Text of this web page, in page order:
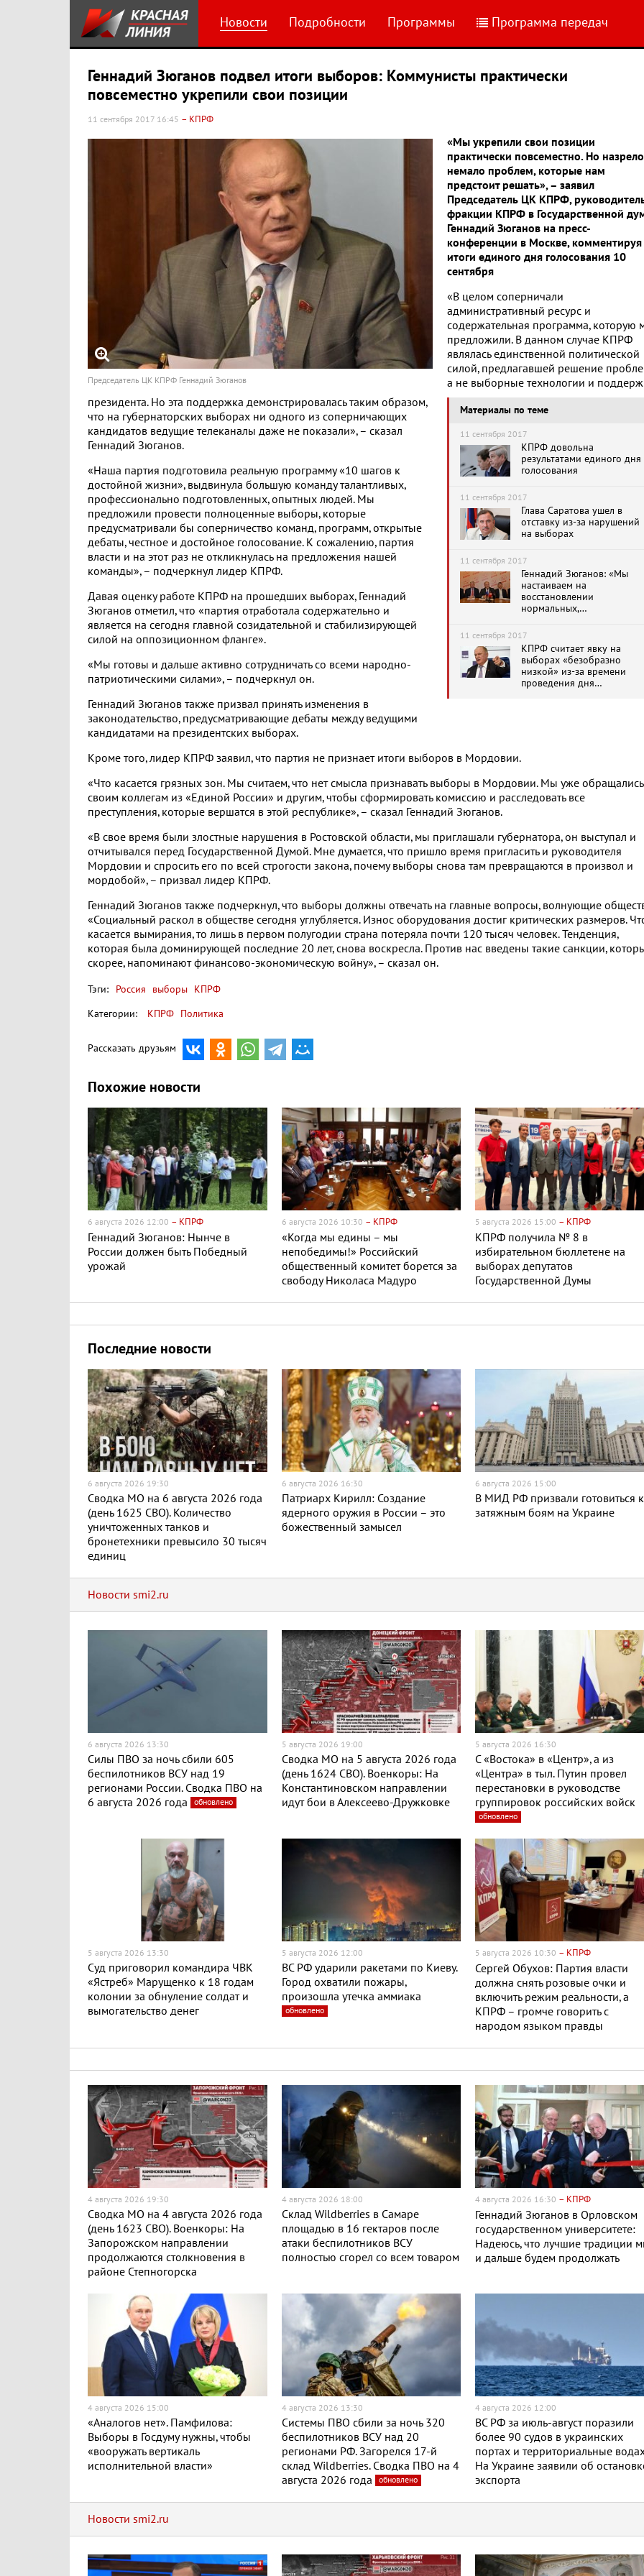
Новости Подробности Программы Программа передач
Геннадий Зюганов подвел итоги выборов: Коммунисты практически
повсеместно укрепили свои позиции
11 сентября 2017 16:45 – КПРФ
Председатель ЦК КПРФ Геннадий Зюганов
«Мы укрепили свои позиции
практически повсеместно. Но назрело
немало проблем, которые нам
предстоит решать», – заявил
Председатель ЦК КПРФ,
фракции КПРФ в Государственной
Геннадий Зюганов на пресс-
конференции в Москве, комментируя
итоги единого дня голосования 10
сентября
Материалы по теме
11 сентября 2017
КПРФ довольна
результатами единого дня
голосования
11 сентября 2017
Глава Саратова ушел в
отставку из-за нарушений
на выборах
11 сентября 2017
Геннадий Зюганов: «Мы
настаиваем на
восстановлении
нормальных,
выборов»
11 сентября 2017
КПРФ считает явку на
выборах «безобразно
низкой» из-за времени
проведения дня
«В целом соперничали
административный ресурс и
содержательная программа, которую
предложили. В данном случае КПРФ
являлась единственной политической
силой, предлагавшей решение
а не выборные технологии и
президента. Но эта поддержка демонстрировалась таким образом,
что на губернаторских выборах ни одного из соперничающих
кандидатов ведущие телеканалы даже не показали», – сказал
Геннадий Зюганов.
«Наша партия подготовила реальную программу «10 шагов к
достойной жизни», выдвинула большую команду талантливых,
профессионально подготовленных, опытных людей. Мы
предложили провести полноценные выборы, которые
предусматривали бы соперничество команд, программ, открытые
дебаты, честное и достойное голосование. К сожалению, партия
власти и на этот раз не откликнулась на предложения нашей
команды», – подчеркнул лидер КПРФ.
Давая оценку работе КПРФ на прошедших выборах, Геннадий
Зюганов отметил, что «партия отработала содержательно и
является на сегодня главной созидательной и стабилизирующей
силой на оппозиционном фланге».
«Мы готовы и дальше активно сотрудничать со всеми народно-
патриотическими силами», – подчеркнул он.
Геннадий Зюганов также призвал принять изменения в
законодательство, предусматривающие дебаты между ведущими
кандидатами на президентских выборах.
Кроме того, лидер КПРФ заявил, что партия не признает итоги выборов в Мордовии.
«Что касается грязных зон. Мы считаем, что нет смысла признавать выборы в Мордовии. Мы уже
своим коллегам из «Единой России» и другим, чтобы сформировать комиссию и расследовать все
преступления, которые вершатся в этой республике», – сказал Геннадий Зюганов.
«В свое время были злостные нарушения в Ростовской области, мы приглашали губернатора, он выступал и
отчитывался перед Государственной Думой. Мне думается, что пришло время пригласить и руководителя
Мордовии и спросить его по всей строгости закона, почему выборы снова там превращаются в произвол и
мордобой», – призвал лидер КПРФ.
Геннадий Зюганов также подчеркнул, что выборы должны отвечать на главные вопросы, волнующие
«Социальный раскол в обществе сегодня углубляется. Износ оборудования достиг критических размеров.
касается вымирания, то лишь в первом полугодии страна потеряла почти 120 тысяч человек. Тенденция,
которая была доминирующей последние 20 лет, снова воскресла. Против нас введены такие санкции,
скорее, напоминают финансово-экономическую войну», – сказал он.
Тэги: Россия выборы КПРФ
Категории:
КПРФ Политика
Рассказать друзьям
Похожие новости
6 августа 2026 12:00 – КПРФ
Геннадий Зюганов: Нынче в
России должен быть Победный
урожай
6 августа 2026 10:30 – КПРФ
«Когда мы едины – мы
непобедимы!» Российский
общественный комитет борется за
свободу Николаса Мадуро
5 августа 2026 15:00 – КПРФ
КПРФ получила № 8 в
избирательном бюллетене на
выборах депутатов
Государственной Думы
Последние новости
6 августа 2026 19:30
Сводка МО на 6 августа 2026 года
(день 1625 СВО). Количество
уничтоженных танков и
бронетехники превысило 30 тысяч
единиц
6 августа 2026 16:30
Патриарх Кирилл: Создание
ядерного оружия в России – это
божественный замысел
6 августа 2026 15:00
В МИД РФ призвали готовиться к
затяжным боям на Украине
Новости smi2.ru
6 августа 2026 13:30
Силы ПВО за ночь сбили 605
беспилотников ВСУ над 19
регионами России. Сводка ПВО на
6 августа 2026 года
обновлено
5 августа 2026 19:00
Сводка МО на 5 августа 2026 года
(день 1624 СВО). Военкоры: На
Константиновском направлении
идут бои в Алексеево-Дружковке
5 августа 2026 16:30
С «Востока» в «Центр», а из
«Центра» в тыл. Путин провел
перестановки в руководстве
группировок российских войск
обновлено
5 августа 2026 13:30
Суд приговорил командира ЧВК
«Ястреб» Марущенко к 18 годам
колонии за обнуление солдат и
вымогательство денег
5 августа 2026 12:00
ВС РФ ударили ракетами по Киеву.
Город охватили пожары,
произошла утечка аммиака
обновлено
5 августа 2026 10:30 – КПРФ
Сергей Обухов: Партия власти
должна снять розовые очки и
включить режим реальности, а
КПРФ – громче говорить с
народом языком правды
4 августа 2026 19:30
Сводка МО на 4 августа 2026 года
(день 1623 СВО). Военкоры: На
Запорожском направлении
продолжаются столкновения в
районе Степногорска
4 августа 2026 18:00
Склад Wildberries в Самаре
площадью в 16 гектаров после
атаки беспилотников ВСУ
полностью сгорел со всем товаром
4 августа 2026 16:30 – КПРФ
Геннадий Зюганов в Орловском
государственном университете:
Надеюсь, что лучшие традиции
и дальше будем продолжать
4 августа 2026 15:00
«Аналогов нет». Памфилова:
Выборы в Госдуму нужны, чтобы
«вооружать вертикаль
исполнительной власти»
4 августа 2026 13:30
Системы ПВО сбили за ночь 320
беспилотников ВСУ над 20
регионами РФ. Загорелся 17-й
склад Wildberries. Сводка ПВО на 4
августа 2026 года
обновлено
4 августа 2026 12:00
ВС РФ за июль-август поразили
более 90 судов в украинских
портах и территориальные
На Украине заявили об
экспорта
Новости smi2.ru